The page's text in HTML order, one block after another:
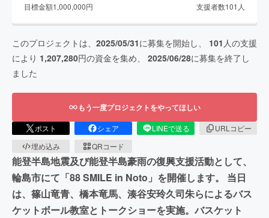
目標金額1,000,000円 支援者数101 人
このプロジェクトは、 2025/05/31に募集を開始し、 101 人の支援
により 1,207,280円の資金を集め、 2025/06/28に募集を終了し
ました
もう一度プロジェクトをやってほしい
ポスト シェア LINEで送る
URLコピー
埋め込み
QRコード
能登半島地震及び能登半島豪雨の復興支援活動として、
輪島市にて「88 SMILE in Noto」を開催します。 当日
は、篠山竜青、橋本竜馬、湊谷安玲久司朱らによるバス
ケットボール教室とトークショーを実施。バスケット